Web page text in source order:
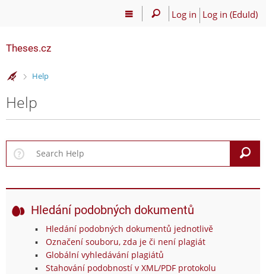
Log in Log in (EduId)
Theses.cz
>Help
Help
Hledání podobných dokumentů
Hledání podobných dokumentů jednotlivě
Označení souboru, zda je či není plagiát
Globální vyhledávání plagiátů
Stahování podobností v XML/PDF protokolu